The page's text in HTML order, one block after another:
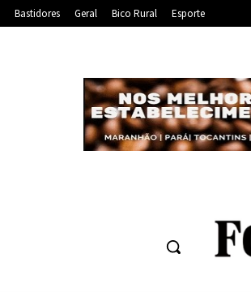
Bastidores Geral Bico Rural Esporte